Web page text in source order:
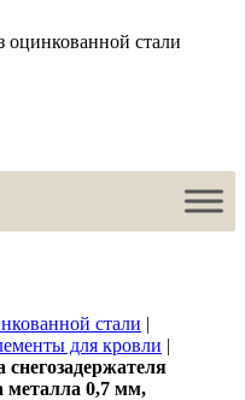
оцинкованной стали
стали |
для кровли |
снегозадержателя
металла 0,7 мм,